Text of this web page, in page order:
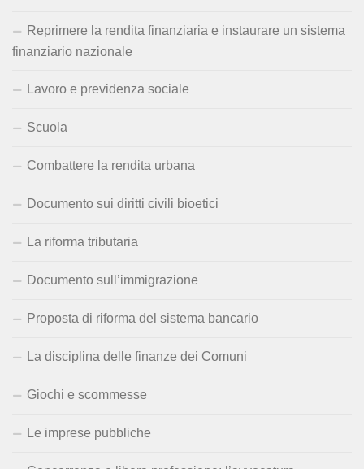
Reprimere la rendita finanziaria e instaurare un sistema
finanziario nazionale
Lavoro e previdenza sociale
Scuola
Combattere la rendita urbana
Documento sui diritti civili bioetici
La riforma tributaria
Documento sull’immigrazione
Proposta di riforma del sistema bancario
La disciplina delle finanze dei Comuni
Giochi e scommesse
Le imprese pubbliche